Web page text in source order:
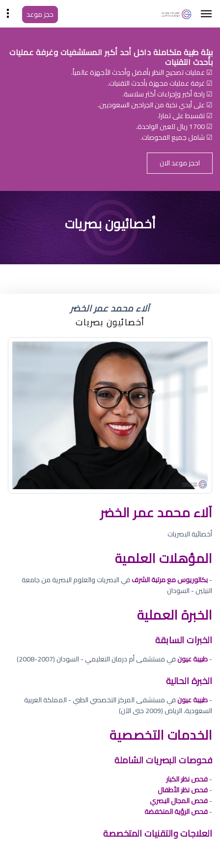
حجز موعد
بيئة طبية متكاملة داخل أحد أكبر المستشفيات وغرفة عمليات
بأحدث التقنيات
☑ عمليات تصحيح النظر بأفضل وأحدث الأجهزة عالمياً.
☑ غرفة عمليات مجهزة بأحدث التقنيات.
☑ راحة أكبر وإجراءات أكثر سلاسة.
☑ على أيدي نخبة من الجراحين السعوديين.
☑ تقسيط على تمارا.
☑ 1700 ريال للعين الواحدة.
☑ شامل جميع الفحوصات.
احجز موعد الان
أخصائيون بصريات
آلاء محمد عمر الخضر
أخصائيون بصريات
آلاء محمد عمر الخضر
أخصائية البصريات
المؤهلات العلمية
-بكالوريوس مع مرتبة الشرففي البصريات والعلوم البصرية من جامعة
النيلين - السودان
الخبرة العملية
الخبرات السابقة
-طبيبة عيونفي مستشفى أم درمان التعليمي - السودان (2007-2008)
الخبرة الحالية
-طبيبة عيونفي مستشفى المركز التخصصي الطبي - المملكة العربية
السعودية، الرياض (2009 حتى الآن)
الخدمات التخصصية
فحوصات البصريات الشاملة
-فحص نظر الكبار
-فحص نظر الأطفال
-فحص المجال البصري
-فحص الرؤية المنخفضة
العلاجات والتقنيات المتخصصة